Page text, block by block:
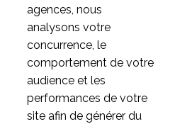
0
passé dans
de l'UX
financière
3
sur le
de l'utilisateur
des
0
agences, nous
analysons votre
concurrence, le
comportement de votre
audience et les
performances de votre
site afin de générer du